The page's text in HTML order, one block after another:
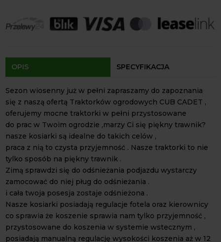
Agrol transport: 200 zł
Agrol transport gabaryty: ustalane indywidualnie
Dostępność form dostawy i ceny uzależniona od produktu.
OPIS SPECYFIKACJA
Sezon wiosenny już w pełni zapraszamy do zapoznania
się z naszą ofertą Traktorków ogrodowych CUB CADET ,
oferujemy mocne traktorki w pełni przystosowane
do prac w Twoim ogrodzie ,marzy Ci się piękny trawnik?
nasze kosiarki są idealne do takich celów ,
praca z nią to czysta przyjemność . Nasze traktorki to nie
tylko sposób na piękny trawnik .
Zimą sprawdzi się do odśnieżania podjazdu wystarczy
zamocować do niej pług do odśnieżania .
i cała twoja posesja zostaje odśnieżona .
Nasze kosiarki posiadają regulacje fotela oraz kierownicy
co sprawia że koszenie sprawia nam tylko przyjemność ,
przystosowane do koszenia w systemie wstecznym ,
posiadają manualną regulację wysokości koszenia aż w 12